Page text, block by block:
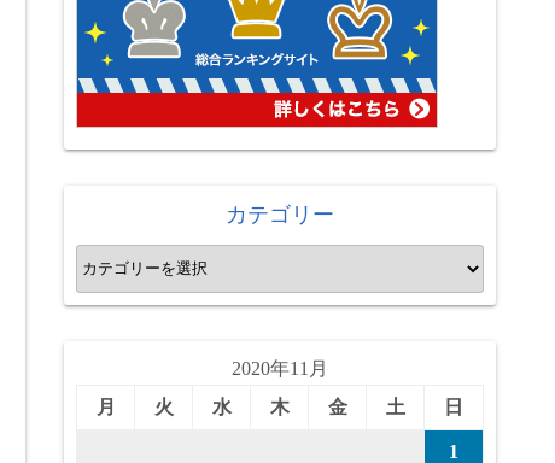
カテゴリー
カ
テ
2020年11月
月
火 水 木 金 土 日
1